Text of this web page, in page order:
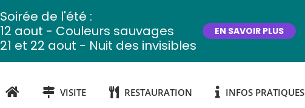
VISITE RESTAURATION INFOS PRATIQUES
Soirée de l'été :
12 aout - Couleurs sauvages
21 et 22 aout - Nuit des invisibles
EN SAVOIR PLUS